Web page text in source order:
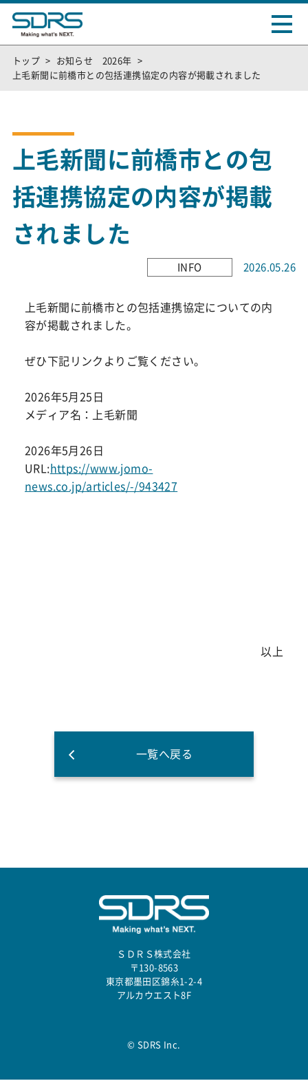
トップ
お知らせ 2026年
上毛新聞に前橋市との包括連携協定の内容が掲載されました
上毛新聞に前橋市との包
括連携協定の内容が掲載
されました
INFO 2026.05.26
上毛新聞に前橋市との包括連携協定についての内
容が掲載されました。
ぜひ下記リンクよりご覧ください。
2026年5月25日
メディア名：上毛新聞
2026年5月26日
URL: https://www.jomo-
news.co.jp/articles/-/943427
以上
一覧へ戻る
ＳＤＲＳ株式会社
〒130-8563
東京都墨田区錦糸1-2-4
アルカウエスト8F
© SDRS Inc.